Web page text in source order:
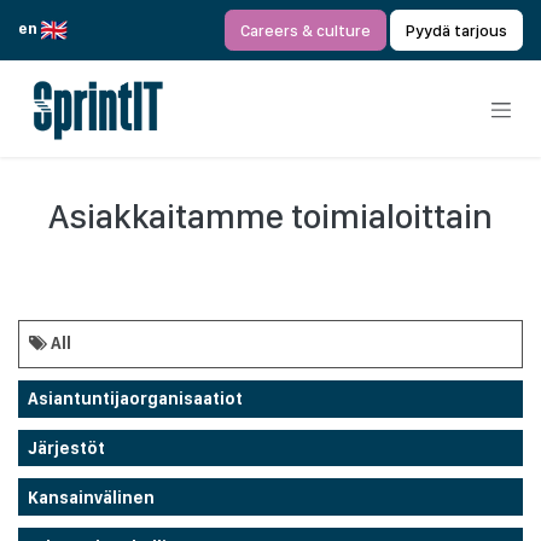
en
Careers & culture Pyydä tarjous
Asiakkaitamme toimialoittain
All
Asiantuntijaorganisaatiot
Järjestöt
Kansainvälinen